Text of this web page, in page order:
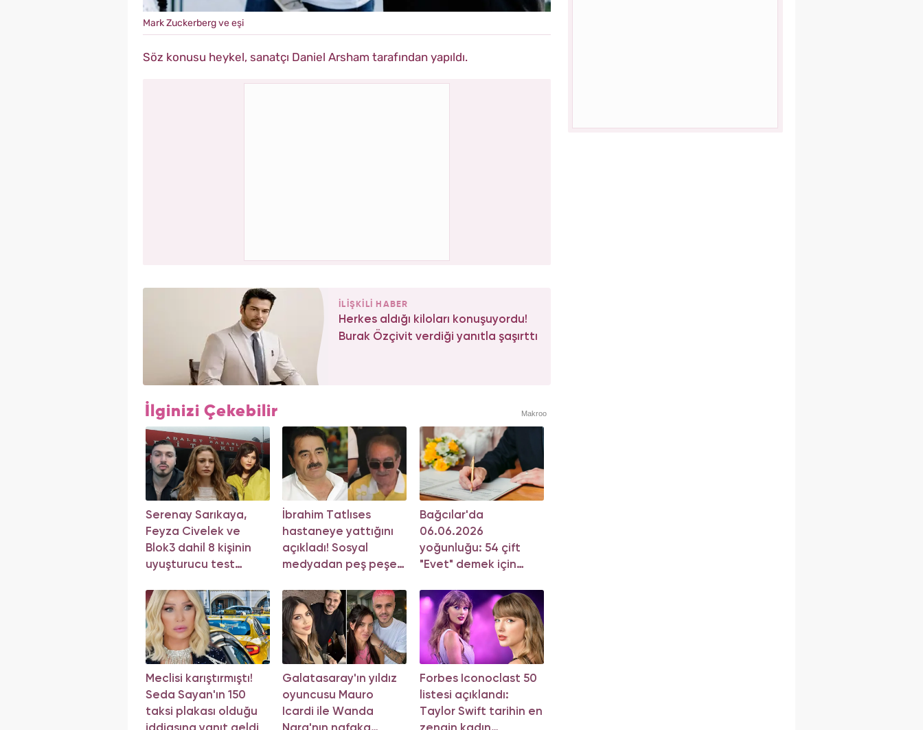
Mark Zuckerberg ve eşi
Söz konusu heykel, sanatçı Daniel Arsham tarafından yapıldı.
İLİŞKİLİ HABER
Herkes aldığı kiloları konuşuyordu!
Burak Özçivit verdiği yanıtla şaşırttı
İlginizi Çekebilir Makroo
Serenay Sarıkaya,
Feyza Civelek ve
Blok3 dahil 8 kişinin
uyuşturucu test
İbrahim Tatlıses
hastaneye yattığını
açıkladı! Sosyal
medyadan peş peşe
Bağcılar'da
06.06.2026
yoğunluğu: 54 çift
"Evet" demek için
Meclisi karıştırmıştı!
Seda Sayan'ın 150
taksi plakası olduğu
Galatasaray'ın yıldız
oyuncusu Mauro
Icardi ile Wanda
Forbes Iconoclast 50
listesi açıklandı:
Taylor Swift tarihin en